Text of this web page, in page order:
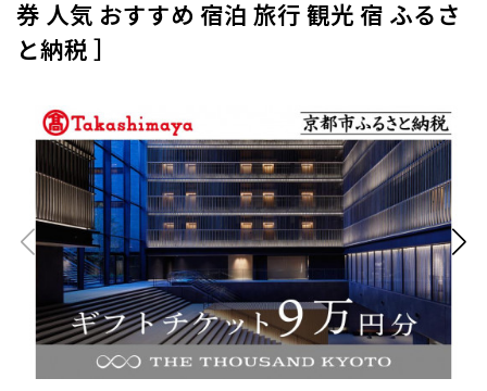
魚貝類
野菜類
飲料類 菓子
加工品等 麺類
調味料・油 鍋セット
旅行
イベントや
チケット等
雑貨・日用品
美容
ファッション
工芸品・
装飾品
北海道エリア
札幌市（北海道）
白老町（北海道）
別海町（北海道）
東北エリア
蓬田村（青森県）花巻市（岩手県）
塩竈市（宮城県）
関東エリア
世田谷区（東京都）横浜市（神奈川県）
小田原市（神奈川県）三浦市（神奈川県）
ふるさと納税とは
よくある質問とお問い合わせ
券 人気 おすすめ 宿泊 旅行 観光 宿 ふるさ
と納税 ］